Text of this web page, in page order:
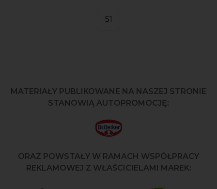
51
MATERIAŁY PUBLIKOWANE NA NASZEJ STRONIE
STANOWIĄ AUTOPROMOCJĘ:
ORAZ POWSTAŁY W RAMACH WSPÓŁPRACY
REKLAMOWEJ Z WŁAŚCICIELAMI MAREK: